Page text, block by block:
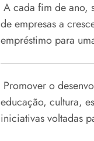
A cada fim de ano,
de empresas a
empréstimo para
Promover o
educação, cultura,
iniciativas voltadas